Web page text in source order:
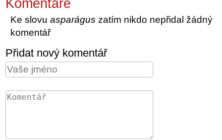
Komentáře
Ke slovuasparágus zatím nikdo nepřidal žádný
komentář
Přidat nový komentář